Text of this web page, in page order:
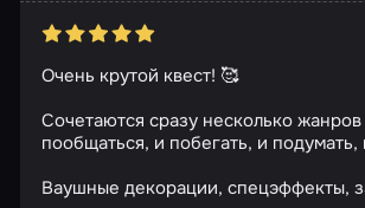
Очень крутой квест! 🥰
Сочетаются сразу несколько
пообщаться, и побегать, и подумать,
Ваушные декорации, спецэффекты,